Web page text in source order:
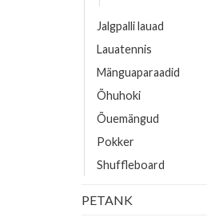
Jalgpalli lauad
Lauatennis
Mänguaparaadid
Õhuhoki
Õuemängud
Pokker
Shuffleboard
PETANK